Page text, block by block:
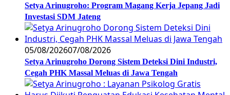
Setya Arinugroho: Program Magang Kerja Jepang Jadi
Investasi SDM Jateng
05/08/202607/08/2026
Setya Arinugroho Dorong Sistem Deteksi Dini Industri,
Cegah PHK Massal Meluas di Jawa Tengah